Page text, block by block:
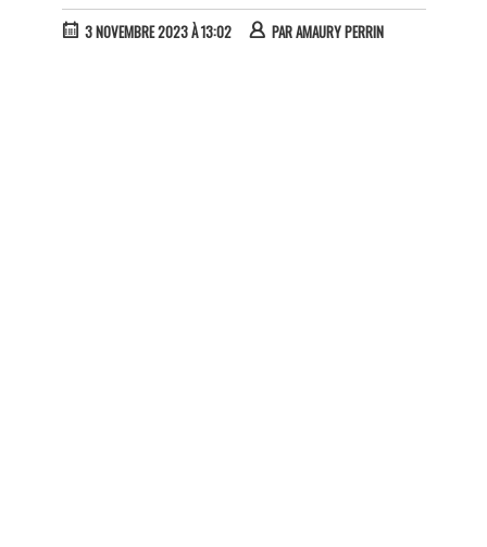
3 NOVEMBRE 2023 À 13:02 PARAMAURY PERRIN